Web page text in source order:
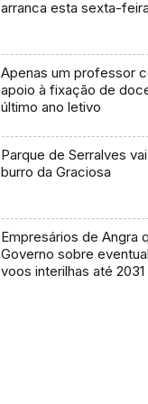
arranca esta sexta-feira
Apenas um professor
apoio à fixação de
último ano letivo
Parque de Serralves
burro da Graciosa
Empresários de Angra
Governo sobre
voos interilhas até 2031